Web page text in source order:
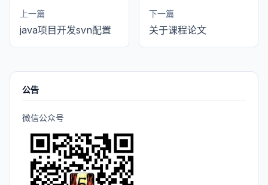
上一篇
java项目开发svn配置
下一篇
关于课程论文
公告
微信公众号